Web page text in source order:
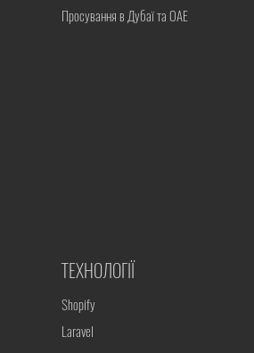
Просування в Дубаї та ОАЕ
ТЕХНОЛОГІЇ
Shopify
Laravel